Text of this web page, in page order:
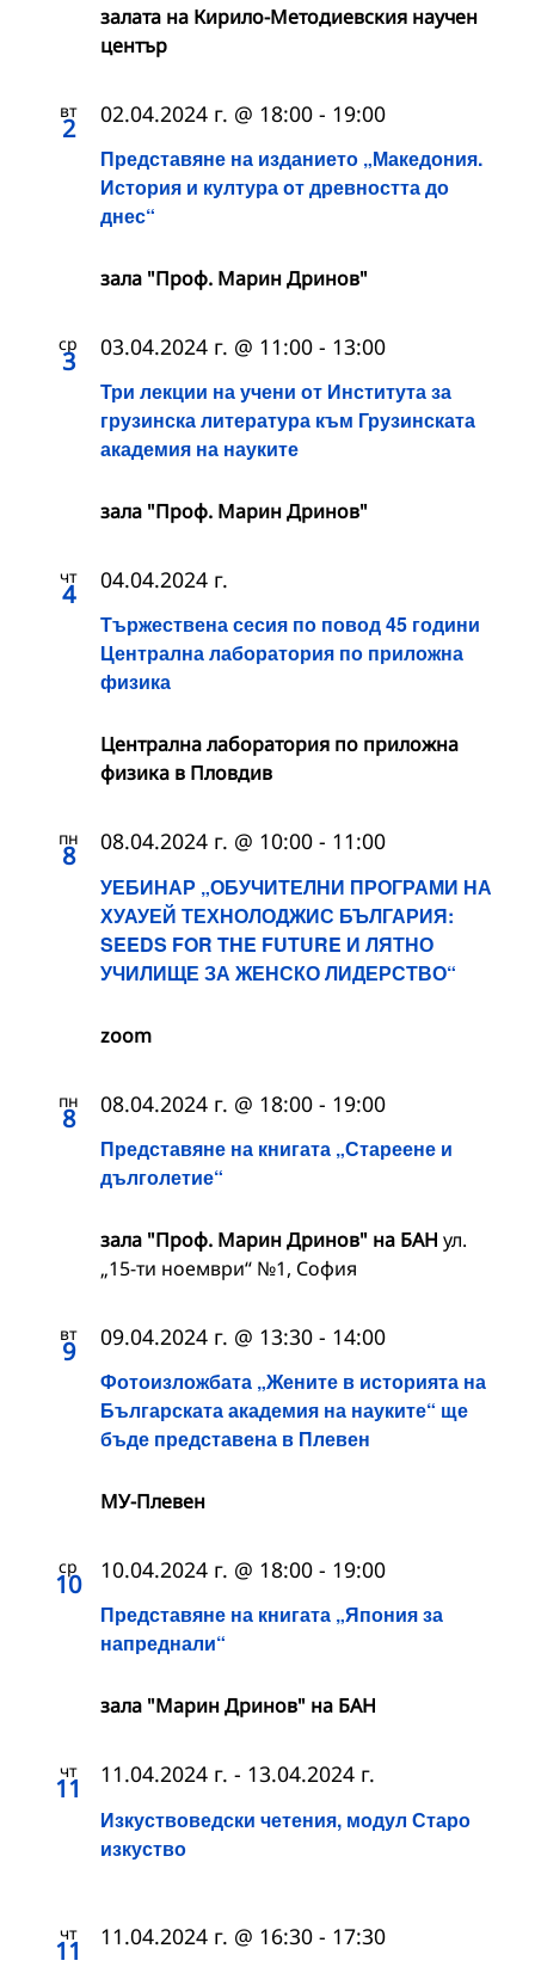
залата на Кирило-Методиевския научен
център
вт
2
Представяне на изданието „Македония.
История и култура от древността до
днес“
02.04.2024 г. @ 18:00 - 19:00
зала "Проф. Марин Дринов"
ср
3
Три лекции на учени от Института за
грузинска литература към Грузинската
академия на науките
03.04.2024 г. @ 11:00 - 13:00
зала "Проф. Марин Дринов"
чт
4
Тържествена сесия по повод 45 години
Централна лаборатория по приложна
физика
04.04.2024 г.
Централна лаборатория по приложна
физика в Пловдив
пн
8
УЕБИНАР „ОБУЧИТЕЛНИ ПРОГРАМИ НА
ХУАУЕЙ ТЕХНОЛОДЖИС БЪЛГАРИЯ:
SEEDS FOR THE FUTURE И ЛЯТНО
УЧИЛИЩЕ ЗА ЖЕНСКО ЛИДЕРСТВО“
08.04.2024 г. @ 10:00 - 11:00
zoom
пн
8
Представяне на книгата „Стареене и
дълголетие“
08.04.2024 г. @ 18:00 - 19:00
зала "Проф. Марин Дринов" на БАН ул.
„15-ти ноември“ №1, София
вт
9
Фотоизложбата „Жените в историята на
Българската академия на науките“ ще
бъде представена в Плевен
09.04.2024 г. @ 13:30 - 14:00
МУ-Плевен
ср
10
Представяне на книгата „Япония за
напреднали“
10.04.2024 г. @ 18:00 - 19:00
зала "Марин Дринов" на БАН
чт
11
Изкуствоведски четения, модул Старо
изкуство
11.04.2024 г. - 13.04.2024 г.
чт
11 11.04.2024 г. @ 16:30 - 17:30